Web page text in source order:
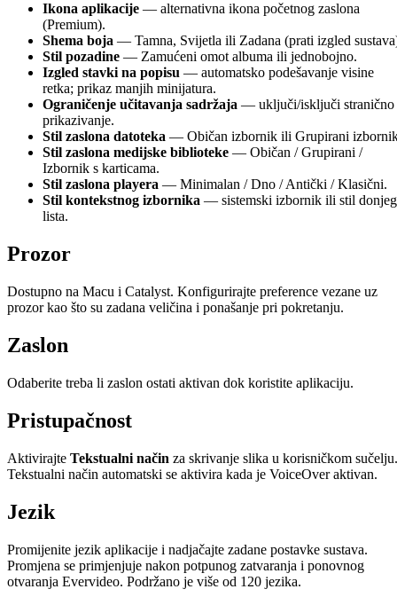
Ikona aplikacije — alternativna ikona početnog zaslona
(Premium).
Shema boja — Tamna, Svijetla ili Zadana (prati izgled
Stil pozadine — Zamućeni omot albuma ili jednobojno.
Izgled stavki na popisu — automatsko podešavanje visine
retka; prikaz manjih minijatura.
Ograničenje učitavanja sadržaja — uključi/isključi stranično
prikazivanje.
Stil zaslona datoteka — Običan izbornik ili Grupirani
Stil zaslona medijske biblioteke — Običan / Grupirani /
Izbornik s karticama.
Stil zaslona playera — Minimalan / Dno / Antički / Klasični.
Stil kontekstnog izbornika — sistemski izbornik ili stil donjeg
lista.
Prozor
Dostupno na Macu i Catalyst. Konfigurirajte preference vezane uz
prozor kao što su zadana veličina i ponašanje pri pokretanju.
Zaslon
Odaberite treba li zaslon ostati aktivan dok koristite aplikaciju.
Pristupačnost
Aktivirajte Tekstualni način za skrivanje slika u korisničkom sučelju.
Tekstualni način automatski se aktivira kada je VoiceOver aktivan.
Jezik
Promijenite jezik aplikacije i nadjačajte zadane postavke sustava.
Promjena se primjenjuje nakon potpunog zatvaranja i ponovnog
otvaranja Evervideo. Podržano je više od 120 jezika.